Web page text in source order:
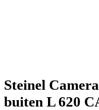
Steinel
buiten L 620